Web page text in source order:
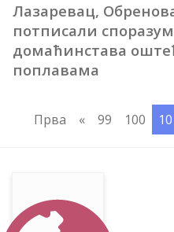
Лазаревац,
потписали
домаћинстава
поплавама
Прва « 99 100